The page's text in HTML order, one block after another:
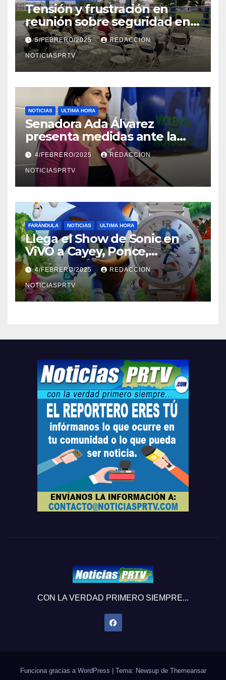
Tensión y frustración en
reunión sobre seguridad en
Reparto Metropolitano
5/FEBRERO/2025 REDACCION
NOTICIASPRTV
NOTICIAS ULTIMA HORA
Senadora Ada Álvarez
presenta medidas ante la
violencia en el noviazgo
4/FEBRERO/2025 REDACCION
NOTICIASPRTV
FARÁNDULA NOTICIAS ULTIMA HORA
Llega el Show de Sonic en
ViVO a Cayey, Ponce,
Barceloneta y Humacao,
Relojes gratis para el que
compre ahora….
4/FEBRERO/2025 REDACCION
NOTICIASPRTV
CON LA VERDAD PRIMERO SIEMPRE...
Funciona gracias a WordPress Tema: Newsup de Themeansar